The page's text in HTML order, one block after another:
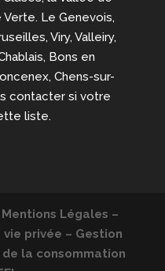
Verte. Le Genevois,
Viry, Valleiry,
Bons en
Chens-sur-
contacter si votre
liste.
Mentions Légales –
privée – Gestion
la consommation